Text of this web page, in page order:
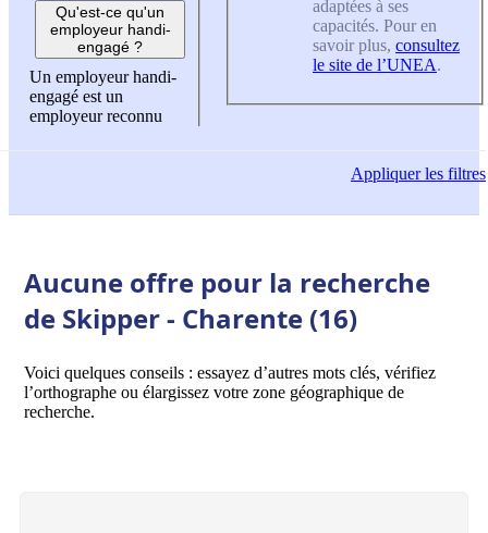
Qu'est-ce qu'un
employeur handi-
engagé ?
Un employeur handi-
engagé est un
employeur reconnu
adaptées à ses
capacités. Pour en
savoir plus, consultez
le site de l’UNEA.
Appliquerles filtres
Aucune offre pour la recherche
de Skipper - Charente (16)
Voici quelques conseils : essayez d’autres mots clés, vérifiez
l’orthographe ou élargissez votre zone géographique de
recherche.